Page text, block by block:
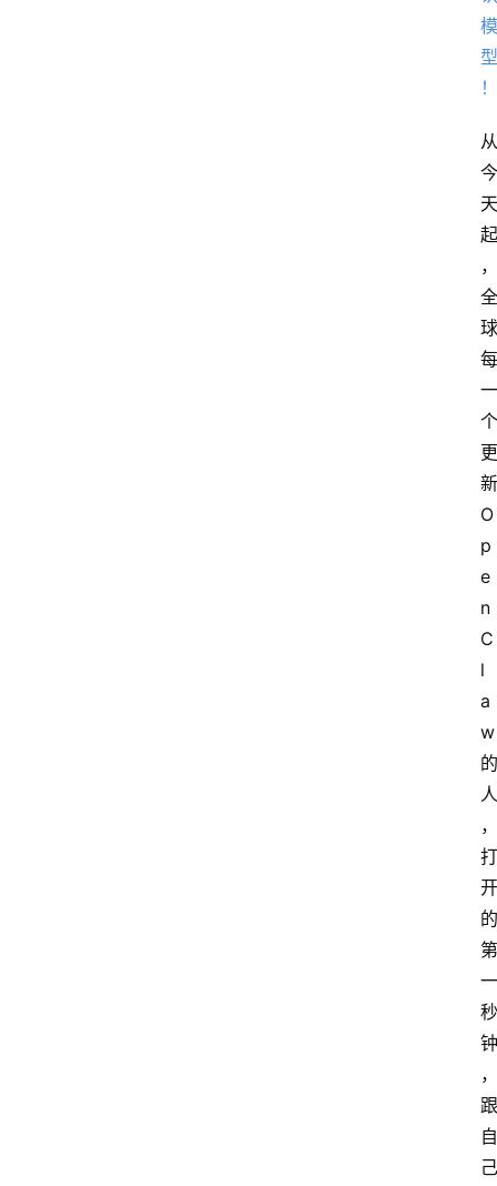
从
今
天
起
，
全
球
每
一
个
更
新
O
p
e
n
C
l
a
w
的
人
，
打
开
的
第
一
秒
钟
，
跟
自
己